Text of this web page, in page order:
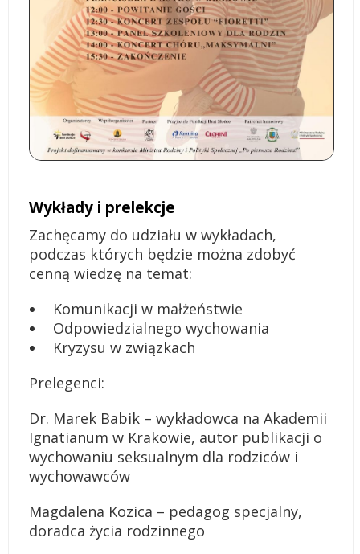
Wykłady i prelekcje
Zachęcamy do udziału w wykładach,
podczas których będzie można zdobyć
cenną wiedzę na temat:
Komunikacji w małżeństwie
Odpowiedzialnego wychowania
Kryzysu w związkach
Prelegenci:
Dr. Marek Babik – wykładowca na Akademii
Ignatianum w Krakowie, autor publikacji o
wychowaniu seksualnym dla rodziców i
wychowawców
Magdalena Kozica – pedagog specjalny,
doradca życia rodzinnego